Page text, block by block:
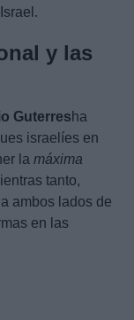
y las
Guterres ha
israelíes en
la máxima
tanto,
ambos lados de
en las